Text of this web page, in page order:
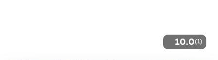
10.0(1)